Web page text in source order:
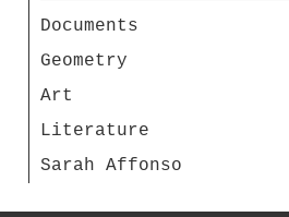
Documents
Geometry
Art
Literature
Sarah Affonso